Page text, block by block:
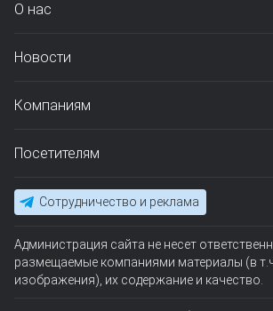
О нас
Новости
Компаниям
Посетителям
Сотрудничество и реклама
Администрация сайта не несет
размещаемые компаниями материалы (в
изображения), их содержание и качество.